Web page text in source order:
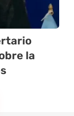
la